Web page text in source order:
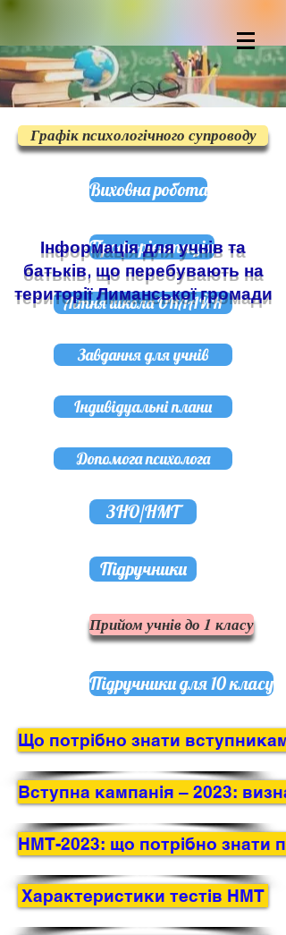
Графік психологічного супроводу
Виховна робота
Профорієнтація
Літня школа ОНЛАЙН
Завдання для учнів
Індивідуальні плани
Допомога психолога
ЗНО/НМТ
Підручники
Прийом учнів до 1 класу
Підручники для 10 класу
Що потрібно знати
Вступна кампанія – 2023:
НМТ-2023: що потрібно знати
Характеристики тестів НМТ
Інформація для учнів та
батьків, що перебувають на
території Лиманської громади